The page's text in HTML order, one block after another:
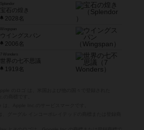
宝石の煌き
2028名
Wingspan
ウイングスパン
2006名
7 Wonders
世界の七不思議
1919名